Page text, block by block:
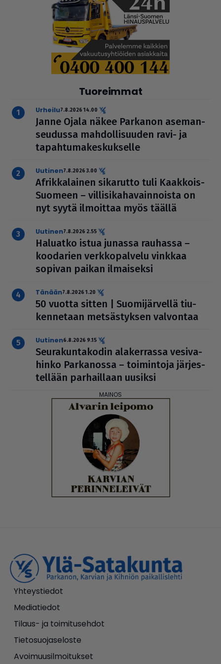
Tuoreimmat
urheilu7.8.2026 14.00
Janne Ojala näkee Parkanon ase­man­
seu­dussa mah­dol­li­suu­den ravi- ja
tapah­tu­ma­kes­kuk­selle
uutinen7.8.2026 3.00
Afrik­ka­lai­nen sikarutto tuli Kaakkois-
Suomeen – vil­li­si­ka­ha­vain­noista on
nyt syytä ilmoittaa myös täällä
uutinen7.8.2026 2.55
Haluatko istua junassa rauhassa –
koodarien verk­ko­pal­velu vinkkaa
sopivan paikan ilmai­seksi
Tänään7.8.2026 1.20
50 vuotta sitten | Suo­mi­jär­vellä tiu­
ken­ne­taan met­säs­tyk­sen valvontaa
uutinen6.8.2026 9.15
Seu­ra­kun­ta­ko­din ala­ker­rassa vesi­va­
hinko Par­ka­nossa – toi­min­toja jär­jes­
tel­lään par­hail­laan uusiksi
Yhteystiedot
Mediatiedot
Tilaus- ja toimitusehdot
Tietosuojaseloste
Avoimuusilmoitukset